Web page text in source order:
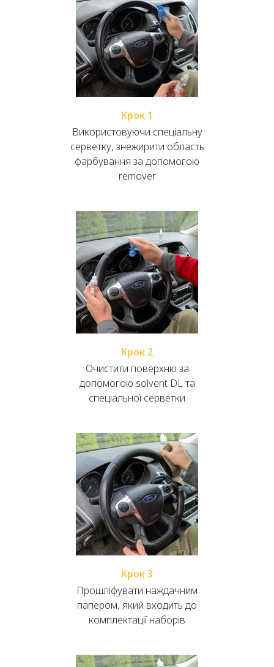
Крок 1
Використовуючи спеціальну
серветку, знежирити область
фарбування за допомогою
remover
Крок 2
Очистити поверхню за
допомогою solvent DL та
спеціальної серветки
Крок 3
Прошліфувати наждачним
папером, який входить до
комплектації наборів